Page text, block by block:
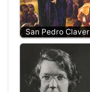
San Pedro Claver